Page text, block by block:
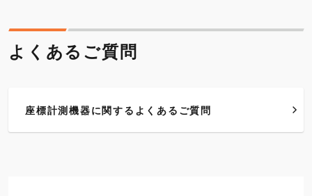
り
よくあるご質問
座標計測機器に関するよくあるご質問